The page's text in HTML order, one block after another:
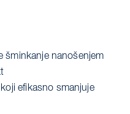
šminkanje nanošenjem
efikasno smanjuje